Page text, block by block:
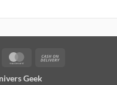
MasterCard
Geek